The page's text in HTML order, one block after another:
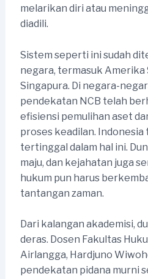
melarikan diri atau
diadili.
Sistem seperti ini sudah
negara, termasuk Amerika
Singapura. Di negara-
pendekatan NCB telah
efisiensi pemulihan aset
proses keadilan. Indonesia
tertinggal dalam hal ini.
maju, dan kejahatan juga
hukum pun harus
tantangan zaman.
Dari kalangan akademisi,
deras. Dosen Fakultas
Airlangga, Hardjuno
pendekatan pidana murni